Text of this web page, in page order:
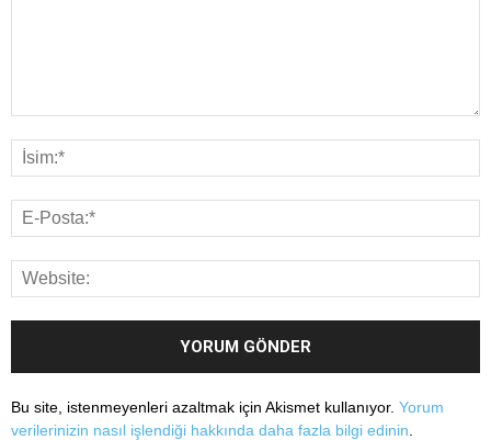
Bu site, istenmeyenleri azaltmak için Akismet kullanıyor. Yorum
verilerinizin nasıl işlendiği hakkında daha fazla bilgi edinin